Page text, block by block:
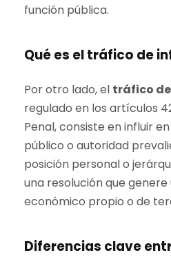
función pública.
Qué es el tráfico de
Por otro lado, el tráfico
regulado en los artículos
Penal, consiste en influir
público o autoridad
posición personal o
una resolución que
económico propio o de
Diferencias clave